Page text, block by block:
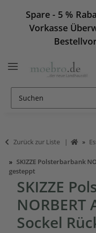
Spare - 5 %
Vorkasse
Zurück zur Liste
SKIZZE Polsterbarbank
gesteppt
SKIZZE
Sockel